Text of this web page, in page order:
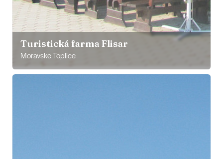
Turistická farma Flisar
Moravske Toplice